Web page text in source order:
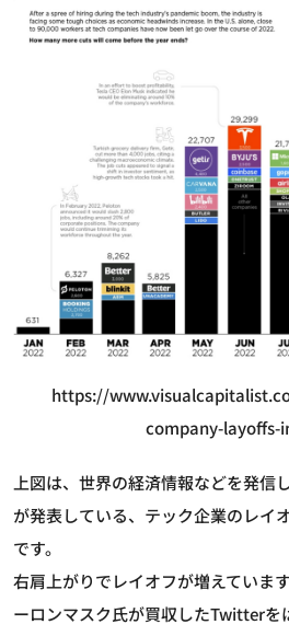
https://
company-layoffs-
上図は、世界の経済情報などを発
が発表している、テック企業のレイ
です。
右肩上がりでレイオフが増えていま
ーロンマスク氏が買収したTwitter